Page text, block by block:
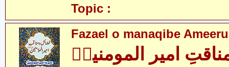
Topic :
Fazael o manaqibe
امیر المومنینؑ